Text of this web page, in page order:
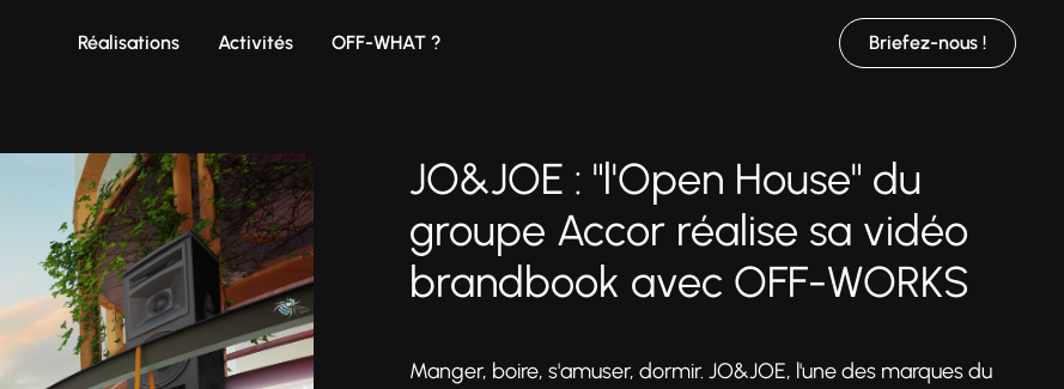
Réalisations Activités OFF-WHAT ? Briefez-nous !
JO&JOE : "l'Open House" du
groupe Accor réalise sa vidéo
brandbook avec OFF-WORKS
Manger, boire, s'amuser, dormir. JO&JOE, l'une des marques du